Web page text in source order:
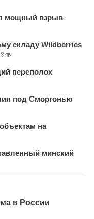
мощный взрыв
складу Wildberries
переполох
под Сморгонью
на
минский
в России